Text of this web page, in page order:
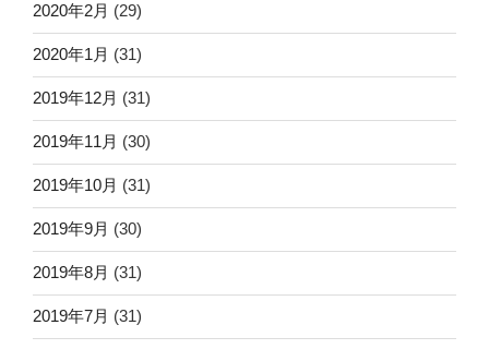
2020年2月 (29)
2020年1月 (31)
2019年12月 (31)
2019年11月 (30)
2019年10月 (31)
2019年9月 (30)
2019年8月 (31)
2019年7月 (31)